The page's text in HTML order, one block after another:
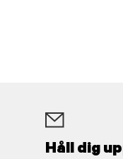
Håll dig